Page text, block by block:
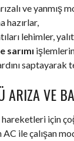
ve yanmış
hazırlar,
lehimler,
saptayarak
ARIZA VE
için
ile çalışan